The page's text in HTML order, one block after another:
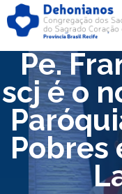
Pe.
scj é o
Pobres